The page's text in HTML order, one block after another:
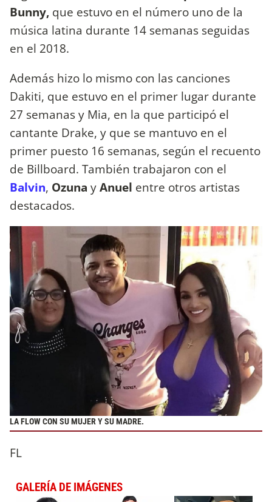
Bunny, que estuvo en el número uno de la
música latina durante 14 semanas seguidas
en el 2018.
Además hizo lo mismo con las canciones
Dakiti, que estuvo en el primer lugar durante
27 semanas y Mia, en la que participó el
cantante Drake, y que se mantuvo en el
primer puesto 16 semanas, según el recuento
de Billboard. También trabajaron con el
Balvin, Ozuna yAnuel entre otros artistas
destacados.
LA FLOW CON SU MUJER Y SU MADRE.
FL
GALERÍA DE IMÁGENES